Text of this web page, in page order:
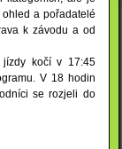
a pořadatelé
k závodu a od
jízdy kočí v 17:45
V 18 hodin
se rozjeli do